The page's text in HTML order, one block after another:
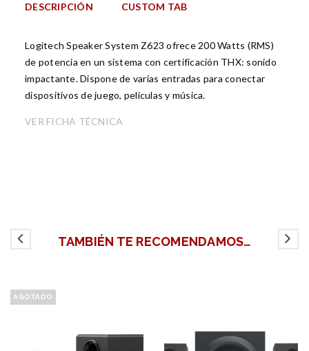
DESCRIPCIÓN CUSTOM TAB
Logitech Speaker System Z623 ofrece 200 Watts (RMS)
de potencia en un sistema con certificación THX: sonido
impactante. Dispone de varias entradas para conectar
dispositivos de juego, películas y música.
VER FICHA TÉCNICA
TAMBIÉN TE RECOMENDAMOS…
AGOTADO